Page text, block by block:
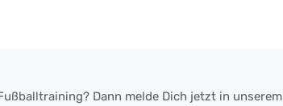
Dann melde Dich jetzt in unserem